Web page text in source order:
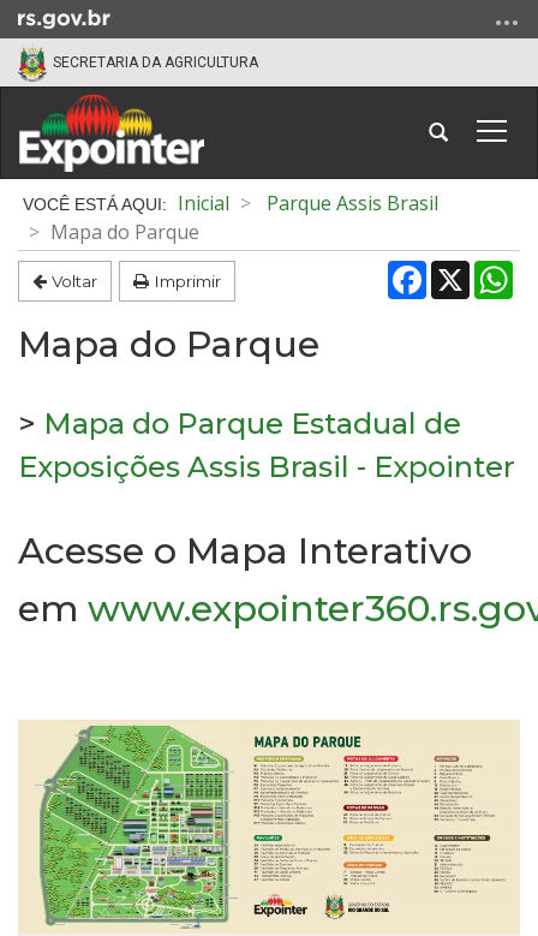
para
conteúdo
para
o
menu
para
busca
SECRETARIA DA AGRICULTURA
Abrir
busca
Início
conteúdo
Inicial
Parque Assis Brasil
Mapa do Parque
Voltar Imprimir Facebook
X
Mapa do Parque
> Mapa do Parque Estadual de
Exposições Assis Brasil - Expointer
Acesse o Mapa Interativo
em